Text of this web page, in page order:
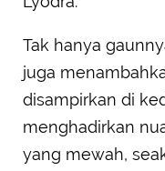
Tak hanya
juga
disampirkan di
menghadirkan
yang mewah,